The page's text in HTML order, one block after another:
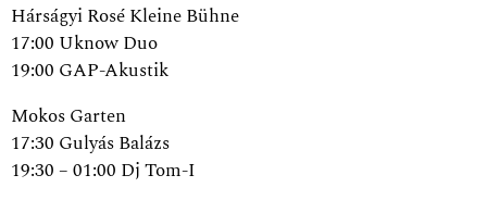
Hárságyi Rosé Kleine Bühne
17:00 Uknow Duo
19:00 GAP-Akustik
Mokos Garten
17:30 Gulyás Balázs
19:30 – 01:00 Dj Tom-I